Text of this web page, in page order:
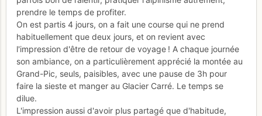
prendre le temps de profiter.
On est partis 4 jours, on a fait une course qui ne prend
habituellement que deux jours, et on revient avec
l'impression d'être de retour de voyage ! A chaque journée
son ambiance, on a particulièrement apprécié la montée au
Grand-Pic, seuls, paisibles, avec une pause de 3h pour
faire la sieste et manger au Glacier Carré. Le temps se
dilue.
L'impression aussi d'avoir plus partagé que d'habitude,